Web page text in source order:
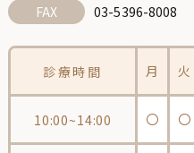
FAX 03-5396-8008
診療時間 月 火
10:00~14:00 〇 〇